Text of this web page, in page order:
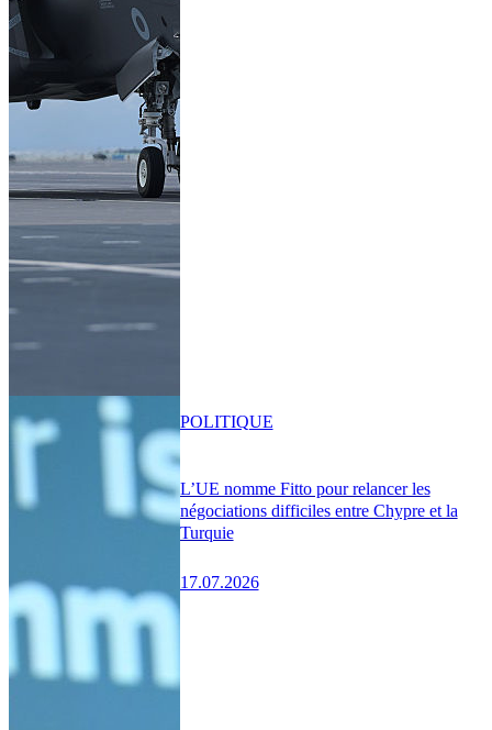
L’UE nomme Fitto pour relancer les
négociations difficiles entre Chypre et la
Turquie
17.07.2026
POLITIQUE